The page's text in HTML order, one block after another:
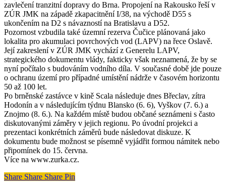
zavlečení tranzitní dopravy do Brna. Propojení na Rakousko řeší v
ZÚR JMK na západě zkapacitnění I/38, na východě D55 s
ukončením na D2 s návazností na Bratislavu a D52.
Pozornost vzbudila také územní rezerva Čučice plánovaná jako
lokalita pro akumulaci povrchových vod (LAPV) na řece Oslavě.
Její zakreslení v ZÚR JMK vychází z Generelu LAPV,
strategického dokumentu vlády, fakticky však neznamená, že by se
nyní počítalo s budováním vodního díla. V současné době jde pouze
o ochranu území pro případné umístění nádrže v časovém horizontu
50 až 100 let.
Po brněnské zastávce v kině Scala následuje dnes Břeclav, zítra
Hodonín a v následujícím týdnu Blansko (6. 6), Vyškov (7. 6.) a
Znojmo (8. 6.). Na každém místě budou občané seznámeni s často
diskutovanými záměry v jejich regionu. Po úvodní projekci a
prezentaci konkrétních záměrů bude následovat diskuze. K
dokumentu bude možnost se písemně vyjádřit formou námitek nebo
připomínek do 15. června.
Více na www.zurka.cz.
Share
Share Share Share Pin